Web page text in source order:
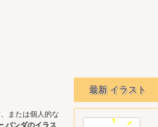
または個人的な
パンダのイラス
最新 イラスト